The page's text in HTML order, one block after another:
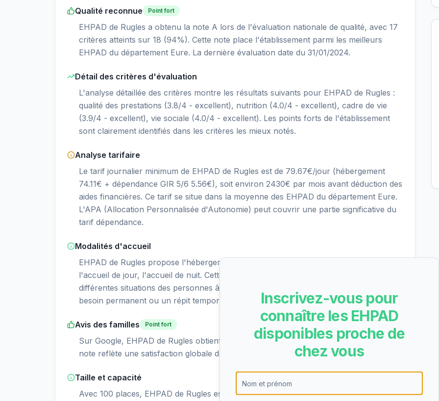
Qualité reconnue Point fort
EHPAD de Rugles a obtenu la note A lors de l'évaluation nationale de qualité, avec 17
critères atteints sur 18 (94%). Cette note place l'établissement parmi les meilleurs
EHPAD du département Eure. La dernière évaluation date du 31/01/2024.
Détail des critères d'évaluation
L'analyse détaillée des critères montre les résultats suivants pour EHPAD de Rugles :
qualité des prestations (3.8/4 - excellent), nutrition (4.0/4 - excellent), cadre de vie
(3.9/4 - excellent), vie sociale (4.0/4 - excellent). Les points forts de l'établissement
sont clairement identifiés dans les critères les mieux notés.
Analyse tarifaire
Le tarif journalier minimum de EHPAD de Rugles est de 79.67€/jour (hébergement
74.11€ + dépendance GIR 5/6 5.56€), soit environ 2430€ par mois avant déduction des
aides financières. Ce tarif se situe dans la moyenne des EHPAD du département Eure.
L'APA (Allocation Personnalisée d'Autonomie) peut couvrir une partie significative du
tarif dépendance.
Modalités d'accueil
EHPAD de Rugles propose l'hébergement permanent, l'hébergement temporaire,
l'accueil de jour, l'accueil de nuit. Cette diversité d'offres permet de s'adapter aux
différentes situations des personnes âgées et de leurs familles, que ce soit pour un
besoin permanent ou un répit temporaire.
Avis des familles Point fort
Sur Google, EHPAD de Rugles obtient une note de 4/5 basée sur 6 avis. Cette bonne
note reflète une satisfaction globale des familles qui ont choisi cet établissement.
Taille et capacité
Avec 100 places, EHPAD de Rugles est un établissement de taille moyenne.
Inscrivez-vous pour
connaître les EHPAD
disponibles proche de
chez vous